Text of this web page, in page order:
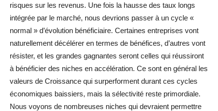
risques sur les revenus. Une fois la hausse des taux longs
intégrée par le marché, nous devrions passer à un cycle «
normal » d’évolution bénéficiaire. Certaines entreprises vont
naturellement décélérer en termes de bénéfices, d’autres vont
résister, et les grandes gagnantes seront celles qui réussiront
à bénéficier des niches en accélération. Ce sont en général les
valeurs de Croissance qui surperforment durant ces cycles
économiques baissiers, mais la sélectivité reste primordiale.
Nous voyons de nombreuses niches qui devraient permettre